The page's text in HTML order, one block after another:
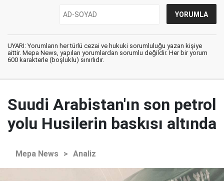
UYARI: Yorumların her türlü cezai ve hukuki sorumluluğu yazan kişiye
aittir. Mepa News, yapılan yorumlardan sorumlu değildir. Her bir yorum
600 karakterle (boşluklu) sınırlıdır.
Suudi Arabistan'ın son petrol
yolu Husilerin baskısı altında
Mepa News > Analiz